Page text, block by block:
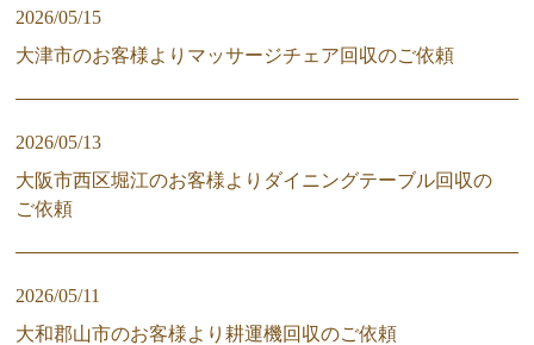
2026/05/15
大津市のお客様よりマッサージチェア回収のご依頼
2026/05/13
大阪市西区堀江のお客様よりダイニングテーブル回収の
ご依頼
2026/05/11
大和郡山市のお客様より耕運機回収のご依頼